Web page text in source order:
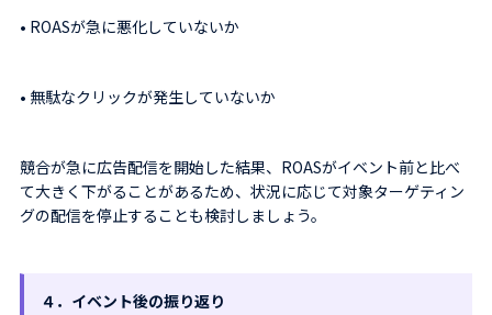
• ROASが急に悪化していないか
• 無駄なクリックが発生していないか
競合が急に広告配信を開始した結果、ROASがイベント前と比べ
て大きく下がることがあるため、状況に応じて対象ターゲティン
グの配信を停止することも検討しましょう。
４．イベント後の振り返り